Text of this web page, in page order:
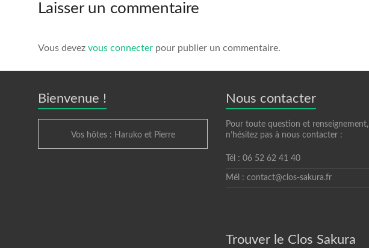
Laisser un commentaire
Vous devez vous connecter pour publier un commentaire.
Bienvenue !
Vos hôtes : Haruko et Pierre
Nous contacter
Pour toute question et renseignement,
n’hésitez pas à nous contacter :
Tél : 06 52 62 41 40
Mél : contact@clos-sakura.fr
Trouver le Clos Sakura